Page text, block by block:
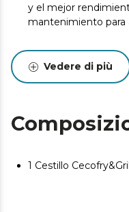
y el mejor
mantenimiento para
Vedere di più
1 Cestillo